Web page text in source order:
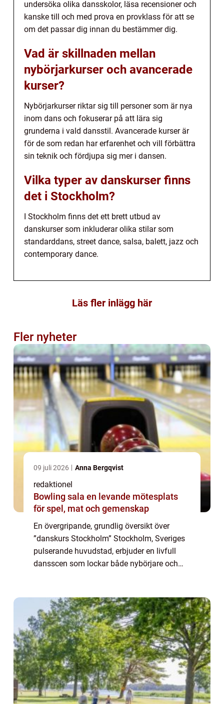
undersöka olika dansskolor, läsa recensioner och
kanske till och med prova en provklass för att se
om det passar dig innan du bestämmer dig.
Vad är skillnaden mellan
nybörjarkurser och avancerade
kurser?
Nybörjarkurser riktar sig till personer som är nya
inom dans och fokuserar på att lära sig
grunderna i vald dansstil. Avancerade kurser är
för de som redan har erfarenhet och vill förbättra
sin teknik och fördjupa sig mer i dansen.
Vilka typer av danskurser finns
det i Stockholm?
I Stockholm finns det ett brett utbud av
danskurser som inkluderar olika stilar som
standarddans, street dance, salsa, balett, jazz och
contemporary dance.
Läs fler inlägg här
Fler nyheter
09 juli 2026 Anna Bergqvist
redaktionel
Bowling sala en levande mötesplats
för spel, mat och gemenskap
En övergripande, grundlig översikt över
”danskurs Stockholm” Stockholm, Sveriges
pulserande huvudstad, erbjuder en livfull
dansscen som lockar både nybörjare och